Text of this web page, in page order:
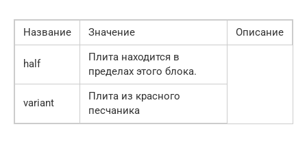
Название Значение Описание
half
Плита находится в
пределах этого блока.
variant
Плита из красного
песчаника